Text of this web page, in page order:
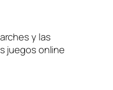
y las
juegos online